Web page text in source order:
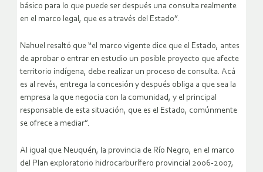
básico para lo que puede ser después una consulta realmente
en el marco legal, que es a través del Estado”.
Nahuel resaltó que “el marco vigente dice que el Estado, antes
de aprobar o entrar en estudio un posible proyecto que afecte
territorio indígena, debe realizar un proceso de consulta. Acá
es al revés, entrega la concesión y después obliga a que sea la
empresa la que negocia con la comunidad, y el principal
responsable de esta situación, que es el Estado, comúnmente
se ofrece a mediar”.
Al igual que Neuquén, la provincia de Río Negro, en el marco
del Plan exploratorio hidrocarburífero provincial 2006-2007,